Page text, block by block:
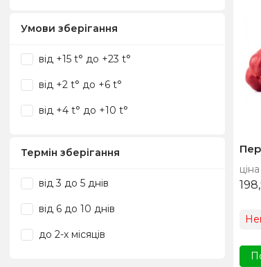
Умови зберігання
від +15 t° до +23 t°
від +2 t° до +6 t°
від +4 t° до +10 t°
Термін зберігання
від 3 до 5 днів
від 6 до 10 днів
до 2-х місяців